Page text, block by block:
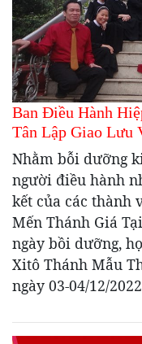
Ban Điều Hành
Tân Lập Giao Lưu
Nhằm bỗi dưỡng
người điều hành
kết của các thành
Mến Thánh Giá
ngày bồi dưỡng,
Xitô Thánh Mẫu
ngày 03-04/12/